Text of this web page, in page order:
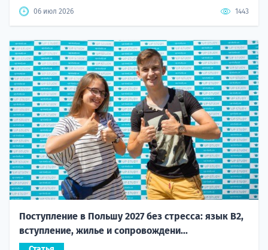
06 июл 2026 1443
Поступление в Польшу 2027 без стресса: язык B2,
вступление, жилье и сопровождени...